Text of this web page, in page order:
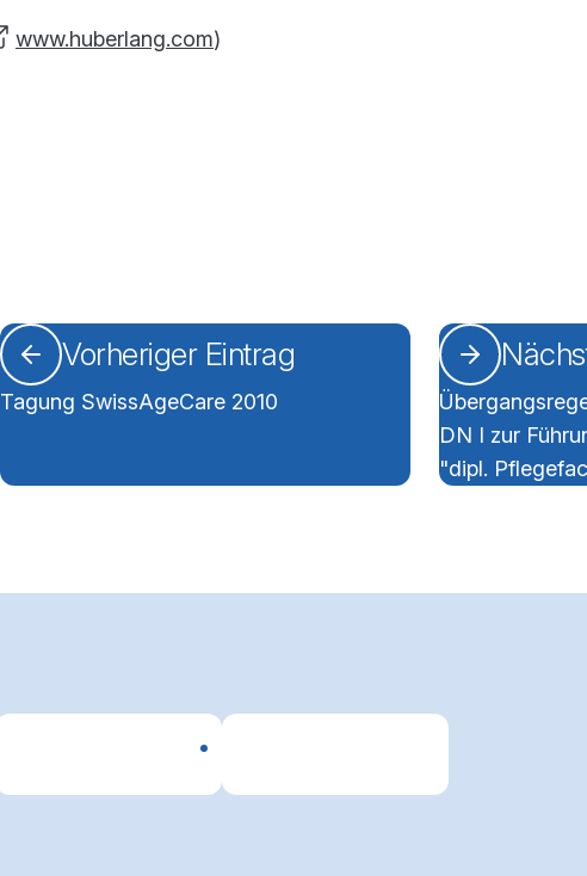
www.huberlang.com)
Vorheriger Eintrag
Tagung SwissAgeCare 2010
DN I zur
"dipl.